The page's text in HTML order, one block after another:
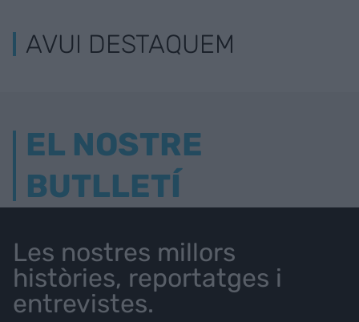
AVUI DESTAQUEM
EL NOSTRE
BUTLLETÍ
Les nostres millors
històries, reportatges i
entrevistes.